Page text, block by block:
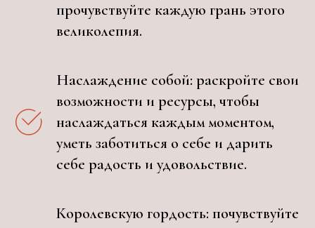
прочувствуйте каждую грань этого
великолепия.
Наслаждение собой: раскройте свои
возможности и ресурсы, чтобы
наслаждаться каждым моментом,
уметь заботиться о себе и дарить
себе радость и удовольствие.
Королевскую гордость: почувствуйте